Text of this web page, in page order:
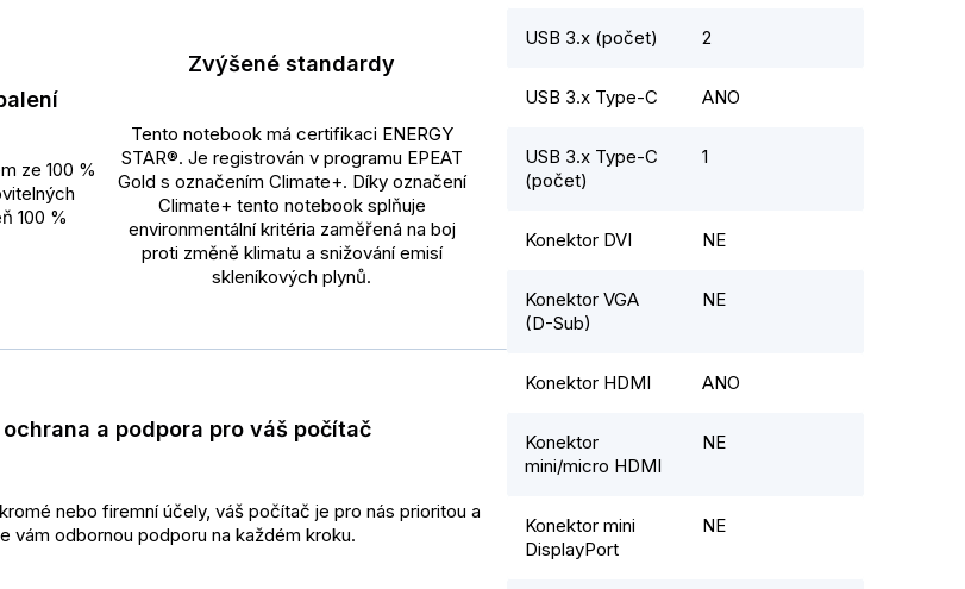
ze 100 %
100 %
Zvýšené standardy
Tento notebook má certifikaci ENERGY
STAR®. Je registrován v programu EPEAT
Gold s označením Climate+. Díky označení
Climate+ tento notebook splňuje
environmentální kritéria zaměřená na boj
proti změně klimatu a snižování emisí
skleníkových plynů.
ochrana a podpora pro váš počítač
nebo firemní účely, váš počítač je pro nás prioritou a
vám odbornou podporu na každém kroku.
USB 3.x (počet) 2
USB 3.x Type-C ANO
USB 3.x Type-C
(počet)
1
Konektor DVI NE
Konektor VGA
(D-Sub)
NE
Konektor HDMI ANO
Konektor
mini/micro HDMI
NE
Konektor mini
DisplayPort
NE